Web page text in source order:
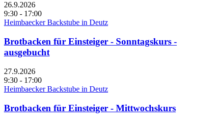
26.9.2026
9:30 - 17:00
Heimbaecker Backstube in Deutz
Brotbacken für Einsteiger - Sonntagskurs -
ausgebucht
27.9.2026
9:30 - 17:00
Heimbaecker Backstube in Deutz
Brotbacken für Einsteiger - Mittwochskurs